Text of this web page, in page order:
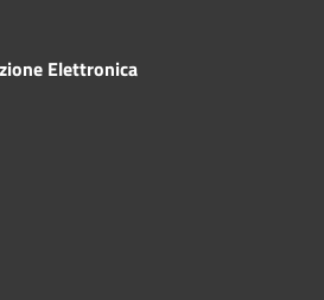
Elettronica